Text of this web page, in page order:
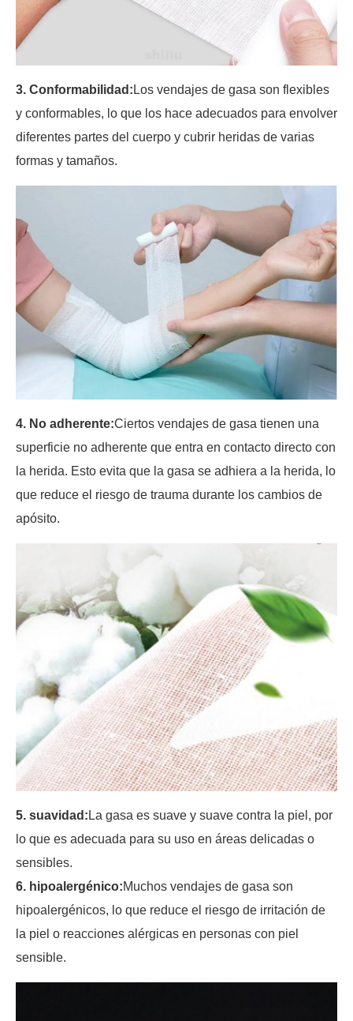
3. Conformabilidad: Los vendajes de gasa son flexibles
y conformables, lo que los hace adecuados para envolver
diferentes partes del cuerpo y cubrir heridas de varias
formas y tamaños.
4. No adherente:Ciertos vendajes de gasa tienen una
superficie no adherente que entra en contacto directo con
la herida. Esto evita que la gasa se adhiera a la herida, lo
que reduce el riesgo de trauma durante los cambios de
apósito.
5. suavidad: La gasa es suave y suave contra la piel, por
lo que es adecuada para su uso en áreas delicadas o
sensibles.
6. hipoalergénico:Muchos vendajes de gasa son
hipoalergénicos, lo que reduce el riesgo de irritación de
la piel o reacciones alérgicas en personas con piel
sensible.